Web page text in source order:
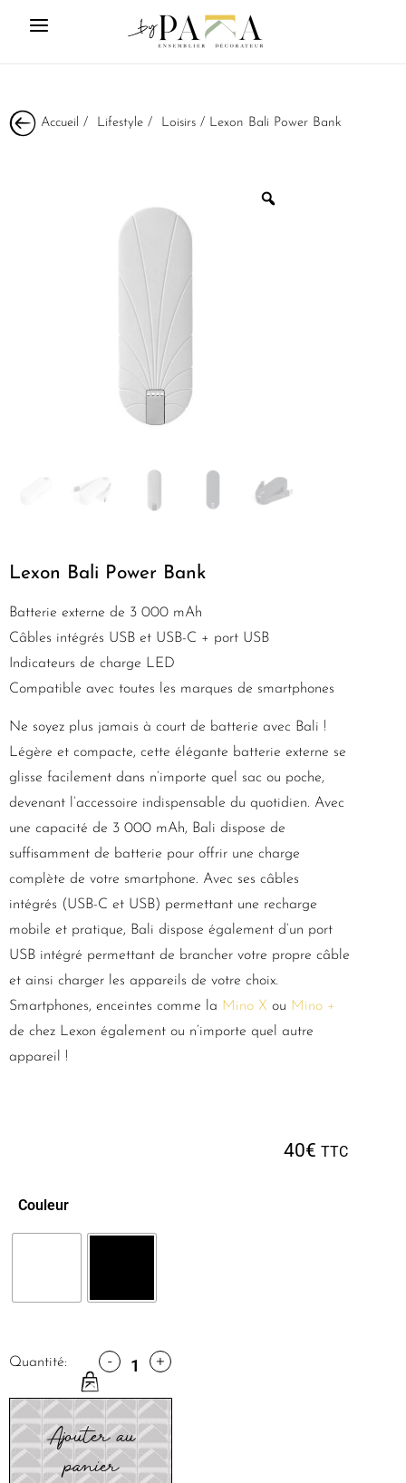
Accueil / Lifestyle / Loisirs / Lexon Bali Power Bank
Lexon Bali Power Bank
Batterie externe de 3 000 mAh
Câbles intégrés USB et USB-C + port USB
Indicateurs de charge LED
Compatible avec toutes les marques de smartphones
Ne soyez plus jamais à court de batterie avec Bali !
Légère et compacte, cette élégante batterie externe se
glisse facilement dans n’importe quel sac ou poche,
devenant l’accessoire indispensable du quotidien. Avec
une capacité de 3 000 mAh, Bali dispose de
suffisamment de batterie pour offrir une charge
complète de votre smartphone. Avec ses câbles
intégrés (USB-C et USB) permettant une recharge
mobile et pratique, Bali dispose également d’un port
USB intégré permettant de brancher votre propre câble
et ainsi charger les appareils de votre choix.
Smartphones, enceintes comme la Mino X ou Mino +
de chez Lexon également ou n’importe quel autre
appareil !
40€ TTC
Couleur
Quantité: - +
Ajouter au
panier